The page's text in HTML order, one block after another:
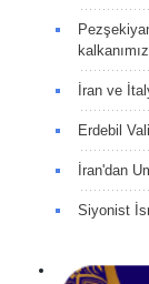
İran ve
Erdebil
İran'dan
Siyonist